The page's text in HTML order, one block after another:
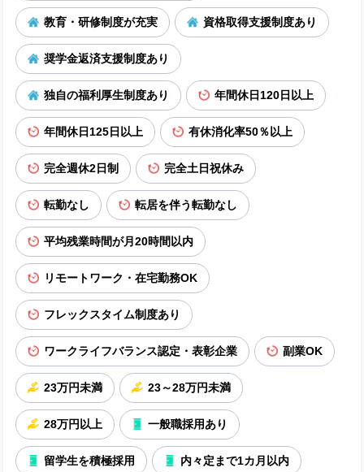
教育・研修制度が充実 資格取得支援制度あり
奨学金返済支援制度あり
独自の福利厚生制度あり 年間休日120日以上
年間休日125日以上 有休消化率50％以上
完全週休2日制 完全土日祝休み
転勤なし 転居を伴う転勤なし
平均残業時間が月20時間以内
リモートワーク・在宅勤務OK
フレックスタイム制度あり
ワークライフバランス認定・表彰企業 副業OK
23万円未満 23～28万円未満
28万円以上 一般職採用あり
留学生を積極採用 内々定まで1カ月以内